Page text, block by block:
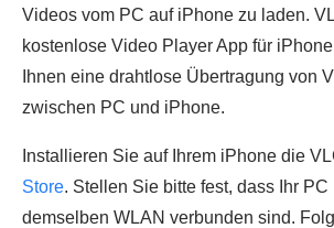
Videos vom PC auf iPhone zu laden.
kostenlose Video Player App für
Ihnen eine drahtlose Übertragung von
zwischen PC und iPhone.
Installieren Sie auf Ihrem iPhone die
Store. Stellen Sie bitte fest, dass Ihr
demselben WLAN verbunden sind.